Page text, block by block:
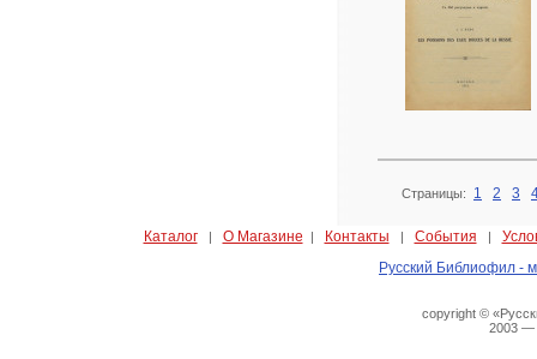
Страницы: 1 2 3
Каталог| О Магазине | Контакты | События |
Русский Библиофил -
copyright ©
2003 —